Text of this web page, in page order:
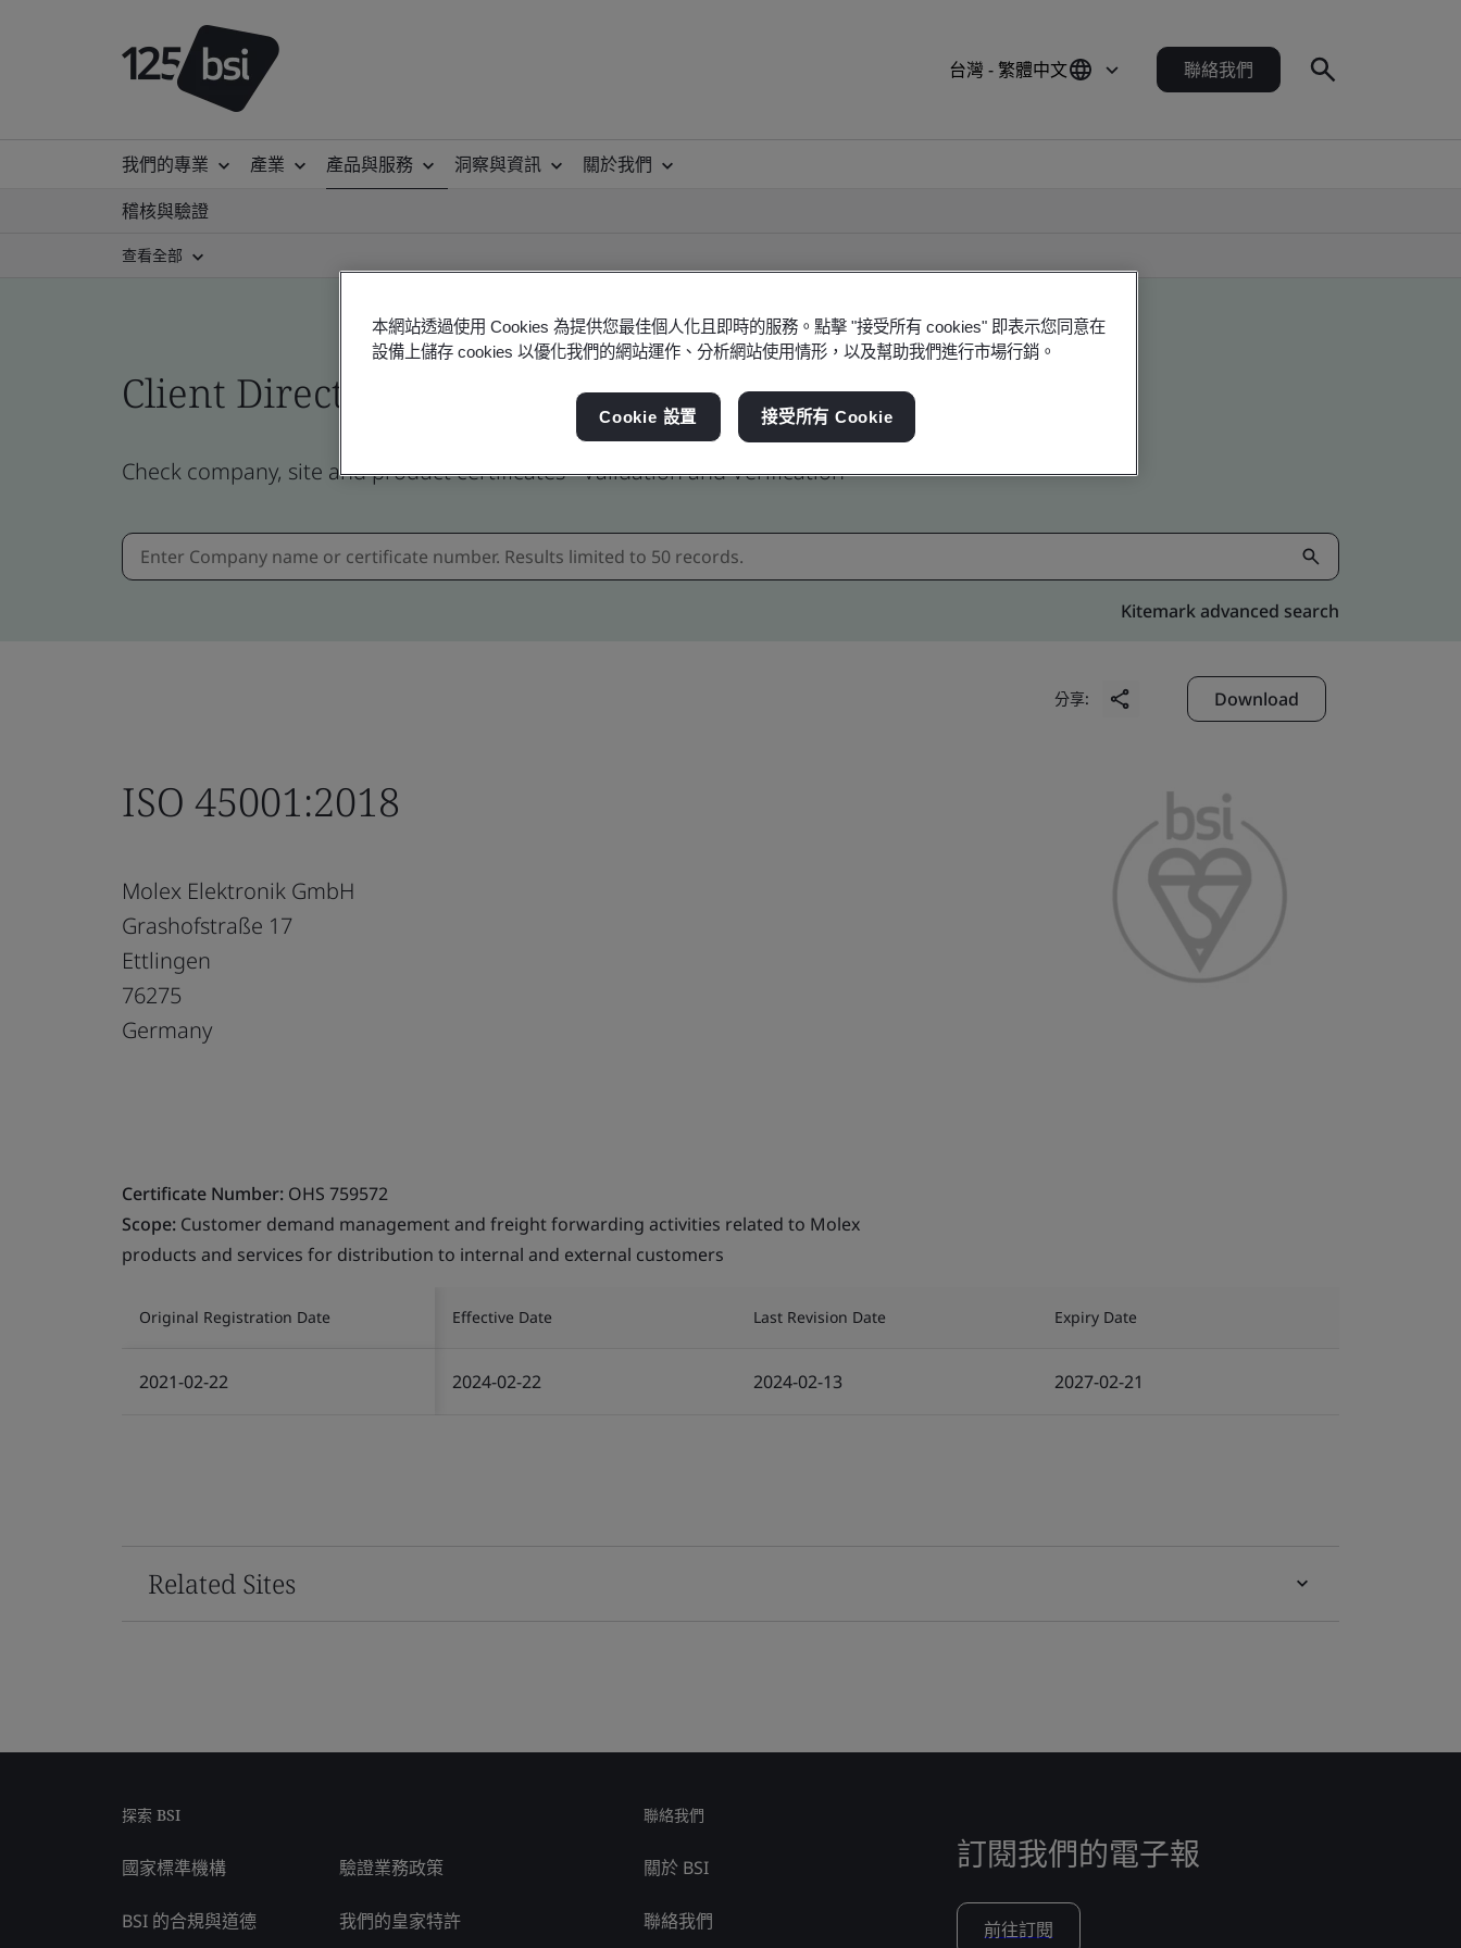
台灣 - 繁體中文 聯絡我們
我們的專業 產業 產品與服務 洞察與資訊
關於我們
稽核與驗證
查看全部
Client Directory certificate
Check company, site and product certificates - Validation and Verification
Kitemark advanced search
分享: Download
ISO 45001:2018
Molex Elektronik GmbH
Grashofstraße 17
Ettlingen
76275
Germany
Certificate Number: OHS 759572
Scope: Customer demand management and freight forwarding activities related to Molex
products and services for distribution to internal and external customers
Original Registration Date Effective Date Last Revision Date Expiry Date
2021-02-22 2024-02-22 2024-02-13 2027-02-21
Related Sites
探索 BSI
國家標準機構
BSI 的合規與道德
驗證業務政策
我們的皇家特許
聯絡我們
關於 BSI
聯絡我們
訂閱我們的電子報
前往訂閱
本網站透過使用 Cookies 為提供您最佳個人化且即時的服務。點擊 "接受所有 cookies" 即表示您同意在
設備上儲存 cookies 以優化我們的網站運作、分析網站使用情形，以及幫助我們進行市場行銷。
Cookie 設置 接受所有 Cookie